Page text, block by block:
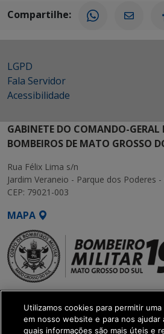
Compartilhe:
LGPD
Fala Servidor
Acessibilidade
GABINETE DO COMANDO-GERAL
BOMBEIROS DE MATO GROSSO
Rua Félix Lima s/n
Jardim Veraneio - Parque dos Poderes
CEP: 79021-003
MAPA
SETDIG | Secretaria-
Executiva de
Transformação Digital
Utilizamos cookies para permitir
em nosso website e para nos ajudar
quais informações são mais úteis e